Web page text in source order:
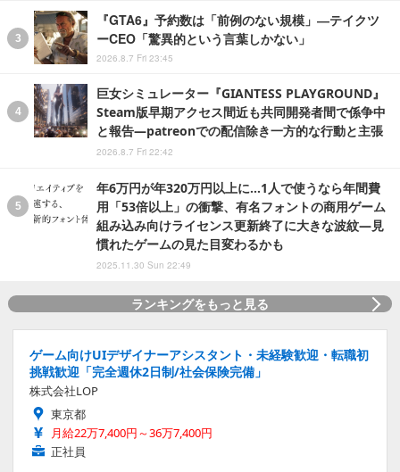
『GTA6』予約数は「前例のない規模」―テイクツ
ーCEO「驚異的という言葉しかない」
2026.8.7 Fri 23:45
巨女シミュレーター『GIANTESS PLAYGROUND』
Steam版早期アクセス間近も共同開発者間で係争中
と報告―patreonでの配信除き一方的な行動と主張
2026.8.7 Fri 22:42
年6万円が年320万円以上に…1人で使うなら年間費
用「53倍以上」の衝撃、有名フォントの商用ゲーム
組み込み向けライセンス更新終了に大きな波紋―見
慣れたゲームの見た目変わるかも
2025.11.30 Sun 22:49
ランキングをもっと見る
ゲーム向けUIデザイナーアシスタント・未経験歓迎・転職初
挑戦歓迎「完全週休2日制/社会保険完備」
株式会社LOP
東京都
月給22万7,400円～36万7,400円
正社員